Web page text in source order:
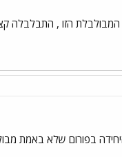
?! המבולבלת הזו , התבלבלה
בפורום שלא באמת